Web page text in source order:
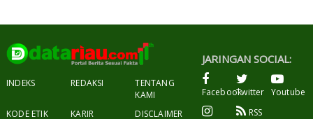
INDEKS REDAKSI
TENTANG
KAMI
KODE ETIK
KARIR DISCLAIMER
JARINGAN SOCIAL:
FacebookTwitter Youtube
RSS